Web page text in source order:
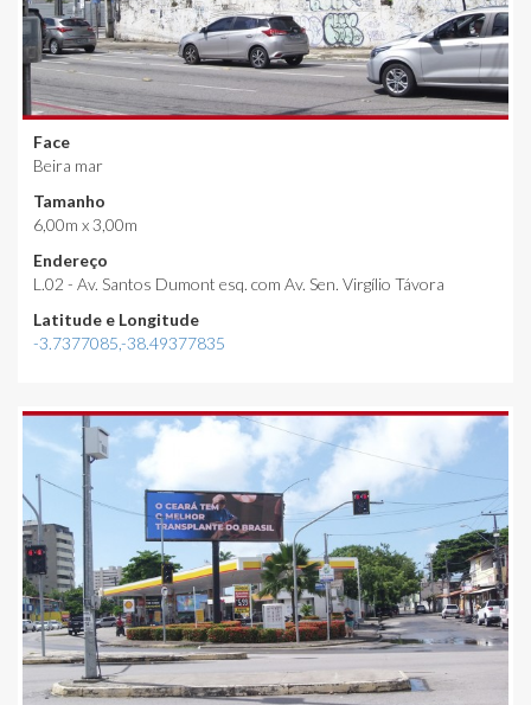
Face
Beira mar
Tamanho
6,00m x 3,00m
Endereço
L.02 - Av. Santos Dumont esq. com Av. Sen. Virgílio Távora
Latitude e Longitude
-3.7377085,-38.49377835